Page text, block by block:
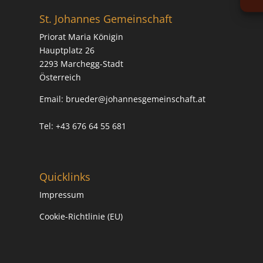
St. Johannes Gemeinschaft
Priorat Maria Königin
Hauptplatz 26
2293 Marchegg-Stadt
Österreich
Email: brueder@johannesgemeinschaft.at
Tel: +43 676 64 55 681
Quicklinks
Impressum
Cookie-Richtlinie (EU)